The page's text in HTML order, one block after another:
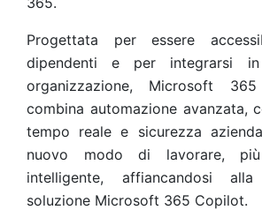
Progettata per essere
dipendenti e per integrarsi
organizzazione, Microsoft
combina automazione avanzata,
tempo reale e sicurezza
nuovo modo di lavorare,
intelligente, affiancandosi
soluzione Microsoft 365 Copilot.